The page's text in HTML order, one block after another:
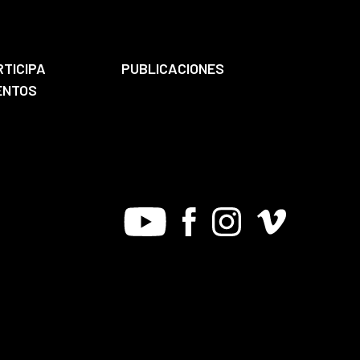
PUBLICACIONES
Youtube FacebookInstagram
Vimeo